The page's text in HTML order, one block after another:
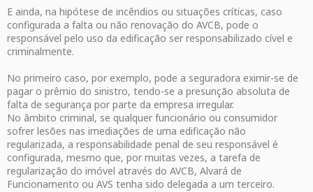
E ainda, na hipótese de incêndios ou situações críticas, caso
configurada a falta ou não renovação do AVCB, pode o
responsável pelo uso da edificação ser responsabilizado cível e
criminalmente.
No primeiro caso, por exemplo, pode a seguradora eximir-se de
pagar o prêmio do sinistro, tendo-se a presunção absoluta de
falta de segurança por parte da empresa irregular.
No âmbito criminal, se qualquer funcionário ou consumidor
sofrer lesões nas imediações de uma edificação não
regularizada, a responsabilidade penal de seu responsável é
configurada, mesmo que, por muitas vezes, a tarefa de
regularização do imóvel através do AVCB, Alvará de
Funcionamento ou AVS tenha sido delegada a um terceiro.